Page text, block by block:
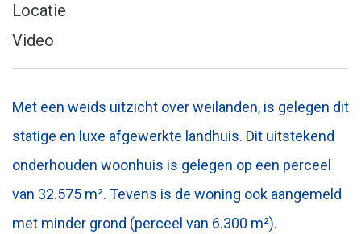
Locatie
Video
Met een weids uitzicht over weilanden, is gelegen dit
statige en luxe afgewerkte landhuis. Dit uitstekend
onderhouden woonhuis is gelegen op een perceel
van 32.575 m². Tevens is de woning ook aangemeld
met minder grond (perceel van 6.300 m²).